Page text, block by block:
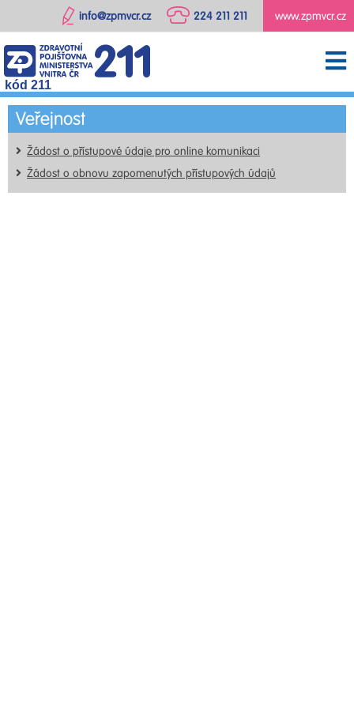
www.zpmvcr.cz
224 211 211
info@zpmvcr.cz
kód 211
Veřejnost
Žádost o přístupové údaje pro online komunikaci
Žádost o obnovu zapomenutých přístupových údajů